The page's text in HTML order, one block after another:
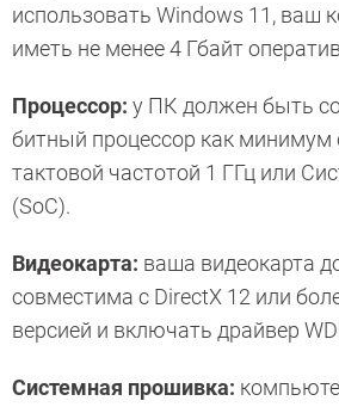
использовать Windows 11, ваш
иметь не менее 4 Гбайт
Процессор: у ПК должен быть
битный процессор как минимум
тактовой частотой 1 ГГц или
(SoC).
Видеокарта: ваша видеокарта
совместима с DirectX 12 или
версией и включать драйвер
Системная прошивка: